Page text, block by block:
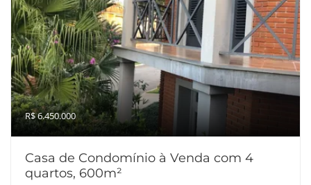
R$ 6.450.000
Casa de Condomínio à Venda com 4
quartos, 600m²